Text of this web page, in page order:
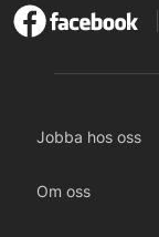
Jobba hos oss
Om oss